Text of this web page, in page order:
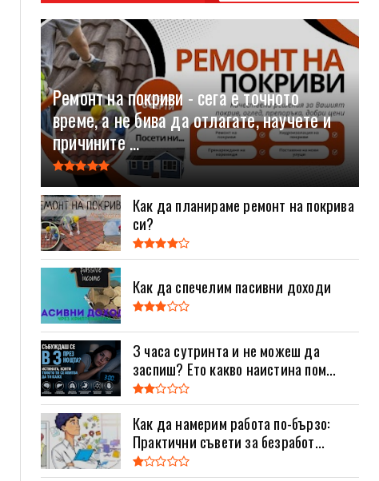
Ремонт на покриви - сега е точното
време, а не бива да отлагате, научете и
причините ...
Как да планираме ремонт на покрива
си?
Как да спечелим пасивни доходи
3 часа сутринта и не можеш да
заспиш? Ето какво наистина пом...
Как да намерим работа по-бързо:
Практични съвети за безработ...